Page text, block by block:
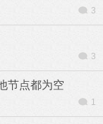
3
3
节点都为空
1